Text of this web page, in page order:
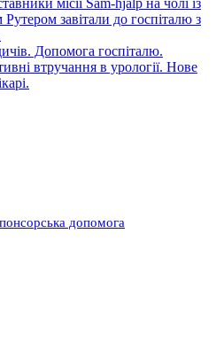
місії Sam-hjalp на чолі із
завітали до госпіталю з
Допомога госпіталю.
втручання в урології. Нове
допомога